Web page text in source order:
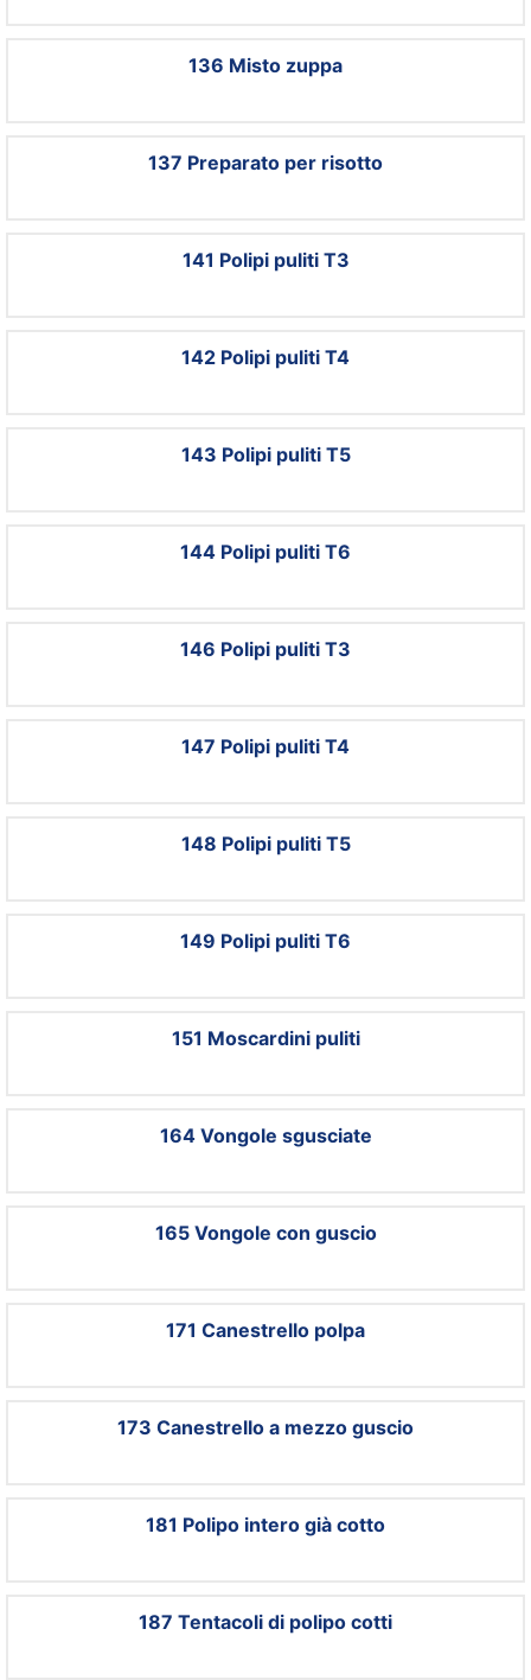
136 Misto zuppa
137 Preparato per risotto
141 Polipi puliti T3
142 Polipi puliti T4
143 Polipi puliti T5
144 Polipi puliti T6
146 Polipi puliti T3
147 Polipi puliti T4
148 Polipi puliti T5
149 Polipi puliti T6
151 Moscardini puliti
164 Vongole sgusciate
165 Vongole con guscio
171 Canestrello polpa
173 Canestrello a mezzo guscio
181 Polipo intero già cotto
187 Tentacoli di polipo cotti